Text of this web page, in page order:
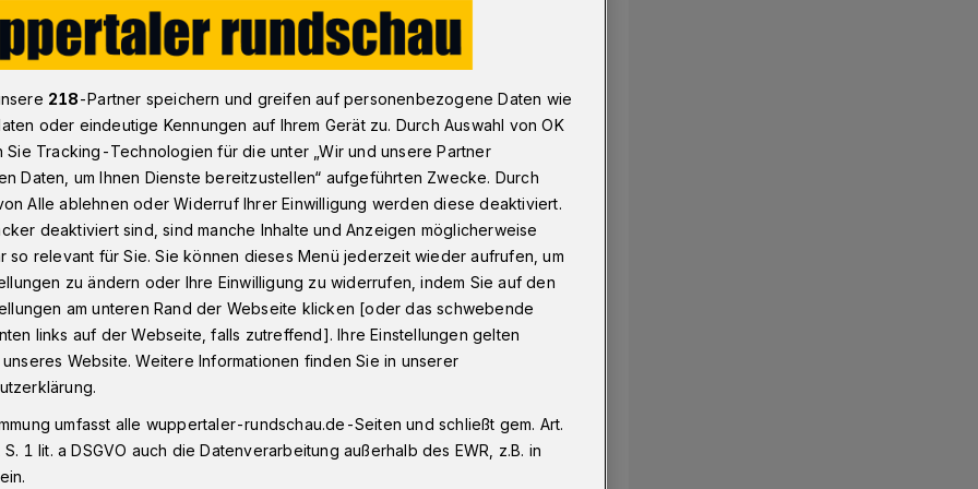
für Forschungsnachwuchs
Euro für
Nachwuchs bereits in einer
an ausländischen
an internationalen Konferenzen und
die Zielsetzung von Eberhard
218-Partner speichern und greifen auf personenbezogene Daten wie
oder eindeutige Kennungen auf Ihrem Gerät zu. Durch Auswahl von OK
Sie Tracking-Technologien für die unter „Wir und unsere Partner
Daten, um Ihnen Dienste bereitzustellen“ aufgeführten Zwecke. Durch
Alle ablehnen oder Widerruf Ihrer Einwilligung werden diese deaktiviert.
deaktiviert sind, sind manche Inhalte und Anzeigen möglicherweise
so relevant für Sie. Sie können dieses Menü jederzeit wieder aufrufen, um
zu ändern oder Ihre Einwilligung zu widerrufen, indem Sie auf den
am unteren Rand der Webseite klicken [oder das schwebende
links auf der Webseite, falls zutreffend]. Ihre Einstellungen gelten
Website. Weitere Informationen finden Sie in unserer
umfasst alle wuppertaler-rundschau.de-Seiten und schließt gem. Art.
1 lit. a DSGVO auch die Datenverarbeitung außerhalb des EWR, z.B. in